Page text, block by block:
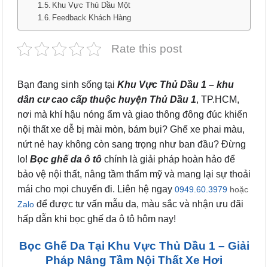
Khu Vực Thủ Dầu Một
Feedback Khách Hàng
Rate this post
Bạn đang sinh sống tại Khu Vực Thủ Dầu 1 – khu
dân cư cao cấp thuộc huyện Thủ Dầu 1, TP.HCM,
nơi mà khí hậu nóng ẩm và giao thông đông đúc khiến
nội thất xe dễ bị mài mòn, bám bụi? Ghế xe phai màu,
nứt nẻ hay không còn sang trọng như ban đầu? Đừng
lo! Bọc ghế da ô tô chính là giải pháp hoàn hảo để
bảo vệ nội thất, nâng tầm thẩm mỹ và mang lại sự thoải
mái cho mọi chuyến đi. Liên hệ ngay 0949.60.3979 hoặc
Zalo để được tư vấn mẫu da, màu sắc và nhận ưu đãi
hấp dẫn khi bọc ghế da ô tô hôm nay!
Bọc Ghế Da Tại Khu Vực Thủ Dầu 1 – Giải
Pháp Nâng Tầm Nội Thất Xe Hơi